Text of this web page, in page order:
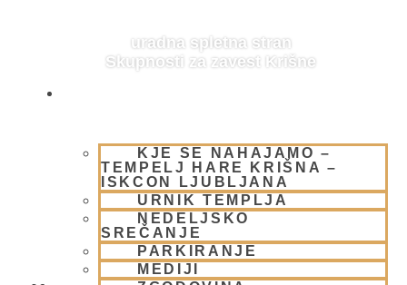
uradna spletna stran
Skupnosti za zavest Krišne
KJE SE NAHAJAMO –
TEMPELJ HARE KRIŠNA –
ISKCON LJUBLJANA
URNIK TEMPLJA
NEDELJSKO
SREČANJE
PARKIRANJE
MEDIJI
BLOG